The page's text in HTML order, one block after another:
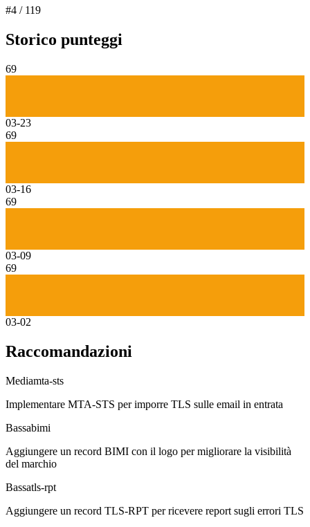
#4 / 119
Storico punteggi
69
03-23
69
03-16
69
03-09
69
03-02
Raccomandazioni
Mediamta-sts
Implementare MTA-STS per imporre TLS sulle email in entrata
Bassabimi
Aggiungere un record BIMI con il logo per migliorare la visibilità
del marchio
Bassatls-rpt
Aggiungere un record TLS-RPT per ricevere report sugli errori TLS